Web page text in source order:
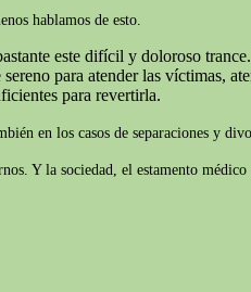
hablamos de esto.
este difícil y doloroso
para atender las víctimas,
para revertirla.
en los casos de separaciones y
Y la sociedad, el estamento